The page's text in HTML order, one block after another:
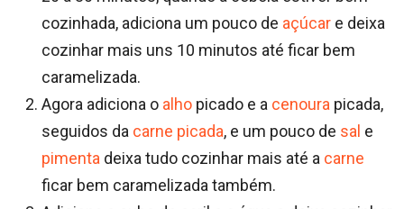
cozinhada, adiciona um pouco de açúcar e deixa
cozinhar mais uns 10 minutos até ficar bem
caramelizada.
Agora adiciona o alho picado e a cenoura picada,
seguidos da carne picada, e um pouco de sal e
pimenta deixa tudo cozinhar mais até a carne
ficar bem caramelizada também.